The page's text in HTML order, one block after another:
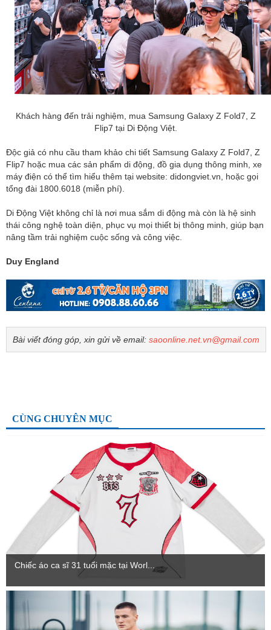
Khách hàng đến trải nghiệm, mua Samsung Galaxy Z Fold7, Z
Flip7 tại Di Động Việt.
Độc giả có nhu cầu tham khảo chi tiết Samsung Galaxy Z Fold7, Z
Flip7 hoặc mua các sản phẩm di động, đồ gia dụng thông minh, xe
máy điện có thể tìm hiểu thêm tại website: didongviet.vn, hoặc gọi
tổng đài 1800.6018 (miễn phí).
Di Động Việt không chỉ là nơi mua sắm di động mà còn là hệ sinh
thái công nghệ toàn diện, phục vụ mọi thiết bị thông minh, giúp bạn
nâng tầm trải nghiệm cuộc sống và công việc.
Duy England
Bài viết đóng góp, xin gửi về email: saoonline.net.vn@gmail.com
CÙNG CHUYÊN MỤC
Chiếc áo ca sĩ 31 tuổi mặc tại Worl...